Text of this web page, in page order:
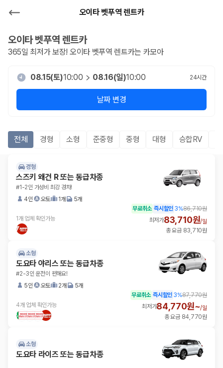
오이타 벳푸역 렌트카
오이타 벳푸역 렌트카
365일 최저가 보장! 오이타 벳푸역 렌트카는 카모아
08.15(토)10:00 08.16(일)10:00 24시간
날짜 변경
전체 경형 소형 준중형 중형 대형 승합RV
경형
스즈키 왜건 R 또는 동급차종
#1-2인 가성비 최강 경차!
4인
오토 1개 5개
1개 업체 확인가능
무료취소 즉시할인 3%86,710원
최저가83,710원/일
총 요금 83,710원
소형
도요타 야리스 또는 동급차종
#2-3인 운전이 편해요!
5인
오토 2개 5개
4개 업체 확인가능
무료취소 즉시할인 3%87,770원
최저가84,770원~/일
총 요금 84,770원
소형
도요타 라이즈 또는 동급차종